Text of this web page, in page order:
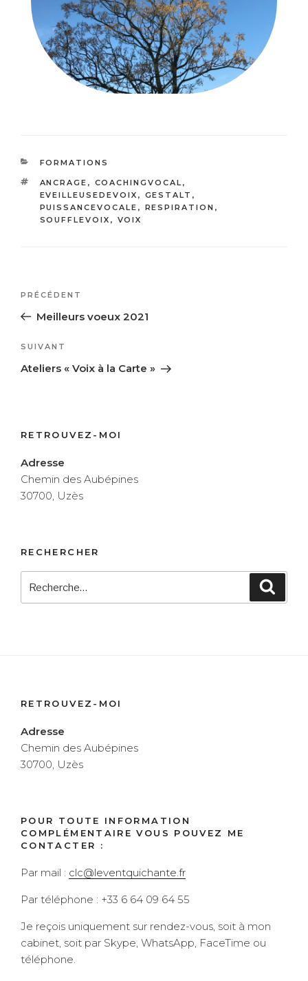
CATÉGORIES
FORMATIONS
ÉTIQUETTES
ANCRAGE , COACHINGVOCAL ,
EVEILLEUSEDEVOIX , GESTALT ,
PUISSANCEVOCALE , RESPIRATION ,
SOUFFLEVOIX , VOIX
Navigation
Article
précédent
PRÉCÉDENT
Meilleurs voeux 2021
Article
suivant
SUIVANT
Ateliers « Voix à la Carte »
RETROUVEZ-MOI
Adresse
Chemin des Aubépines
30700, Uzès
RECHERCHER
RETROUVEZ-MOI
Adresse
Chemin des Aubépines
30700, Uzès
POUR TOUTE INFORMATION
COMPLÉMENTAIRE VOUS POUVEZ ME
CONTACTER :
Par mail : clc@leventquichante.fr
Par téléphone : +33 6 64 09 64 55
Je reçois uniquement sur rendez-vous, soit à mon
cabinet, soit par Skype, WhatsApp, FaceTime ou
téléphone.